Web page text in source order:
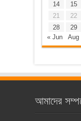
14
15
21
22
28
29
« Jun
Aug
আমাদের